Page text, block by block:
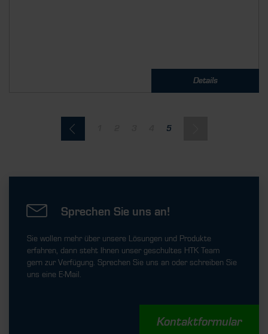
Details
5
Sprechen Sie uns an!
Sie wollen mehr über unsere Lösungen und Produkte
erfahren, dann steht Ihnen unser geschultes HTK Team
gern zur Verfügung. Sprechen Sie uns an oder schreiben Sie
uns eine E-Mail.
Kontaktformular